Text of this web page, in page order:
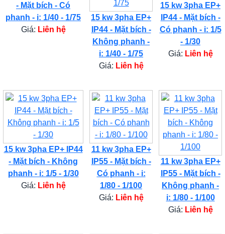
- Mặt bích - Có
phanh - i: 1/40 - 1/75
Giá: Liên hệ
15 kw 3pha EP+
IP44 - Mặt bích -
Không phanh -
i: 1/40 - 1/75
Giá: Liên hệ
15 kw 3pha EP+
IP44 - Mặt bích -
Có phanh - i: 1/5
- 1/30
Giá: Liên hệ
15 kw 3pha EP+ IP44
- Mặt bích - Không
phanh - i: 1/5 - 1/30
Giá: Liên hệ
11 kw 3pha EP+
IP55 - Mặt bích -
Có phanh - i:
1/80 - 1/100
Giá: Liên hệ
11 kw 3pha EP+
IP55 - Mặt bích -
Không phanh -
i: 1/80 - 1/100
Giá: Liên hệ